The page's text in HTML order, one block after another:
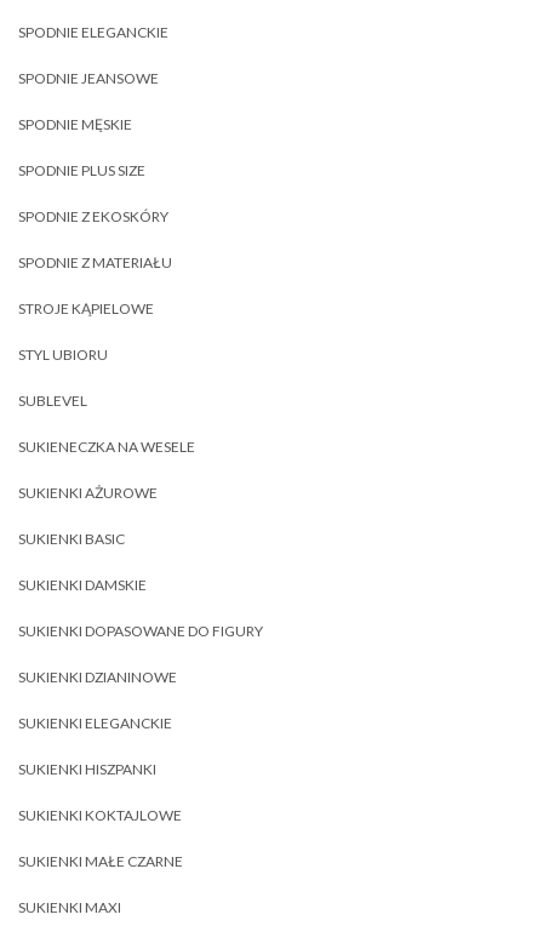
SPODNIE ELEGANCKIE
SPODNIE JEANSOWE
SPODNIE MĘSKIE
SPODNIE PLUS SIZE
SPODNIE Z EKOSKÓRY
SPODNIE Z MATERIAŁU
STROJE KĄPIELOWE
STYL UBIORU
SUBLEVEL
SUKIENECZKA NA WESELE
SUKIENKI AŻUROWE
SUKIENKI BASIC
SUKIENKI DAMSKIE
SUKIENKI DOPASOWANE DO FIGURY
SUKIENKI DZIANINOWE
SUKIENKI ELEGANCKIE
SUKIENKI HISZPANKI
SUKIENKI KOKTAJLOWE
SUKIENKI MAŁE CZARNE
SUKIENKI MAXI